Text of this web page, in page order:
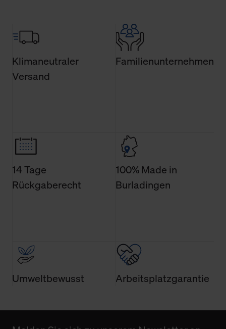
Klimaneutraler
Versand
Familienunternehmen
14 Tage
Rückgaberecht
100% Made in
Burladingen
Umweltbewusst Arbeitsplatzgarantie